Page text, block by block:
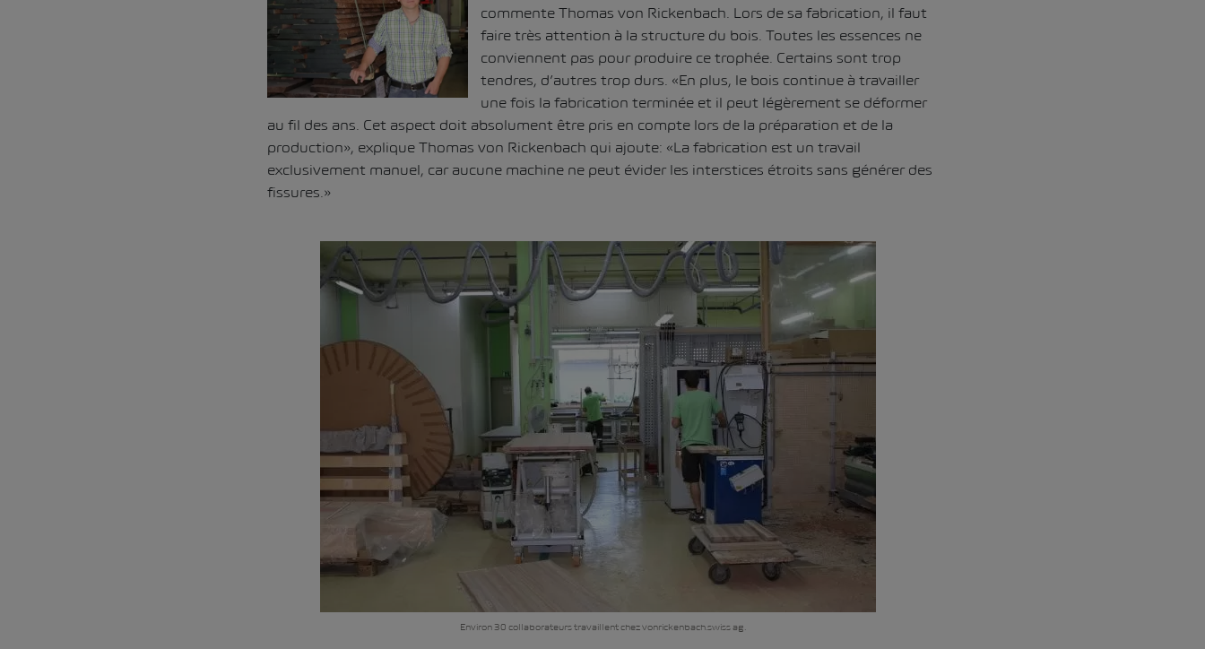
commente Thomas von Rickenbach. Lors de sa fabrication, il faut
faire très attention à la structure du bois. Toutes les essences ne
conviennent pas pour produire ce trophée. Certains sont trop
tendres, d’autres trop durs. «En plus, le bois continue à travailler
une fois la fabrication terminée et il peut légèrement se déformer
au fil des ans. Cet aspect doit absolument être pris en compte lors de la préparation et de la
production», explique Thomas von Rickenbach qui ajoute: «La fabrication est un travail
exclusivement manuel, car aucune machine ne peut évider les interstices étroits sans générer des
fissures.»
Environ 30 collaborateurs travaillent chez vonrickenbach.swiss ag.